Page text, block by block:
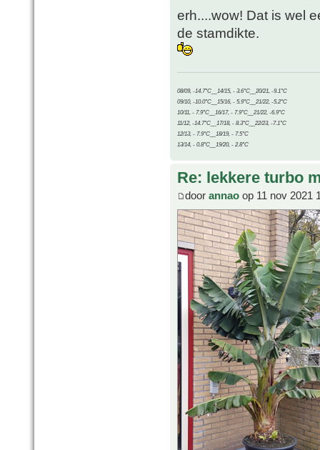
erh....wow! Dat is wel
de stamdikte.
08/09, -14.7°C__14/15, - 3.6°C__20/21, -9.1°C
09/10, -10.0°C__15/16, - 5.9°C__21/22, -5.2°C
10/11, - 7.9°C__16/17, - 7.9°C__21/22, -6.9°C
11/12, -14.7°C__17/18, - 8.3°C__22/23, -7.1°C
12/13, - 7.9°C__18/19, - 7.5°C
13/14, - 0.8°C__19/20, - 2.8°C
Re: lekkere turbo
door annao op 11 nov 2021